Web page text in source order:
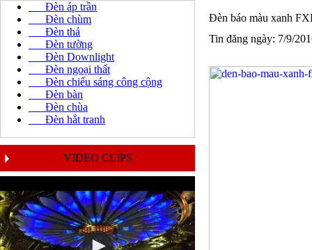
Đèn áp trần
Đèn chùm
Đèn thả
Đèn tường
Đèn Downlight
Đèn ngoại thất
Đèn chiếu sáng công cộng
Đèn bàn
Đèn chùa
Đèn hắt tranh
VIDEO CLIPS
Đèn báo màu xanh
Tin đăng ngày: 7/9/